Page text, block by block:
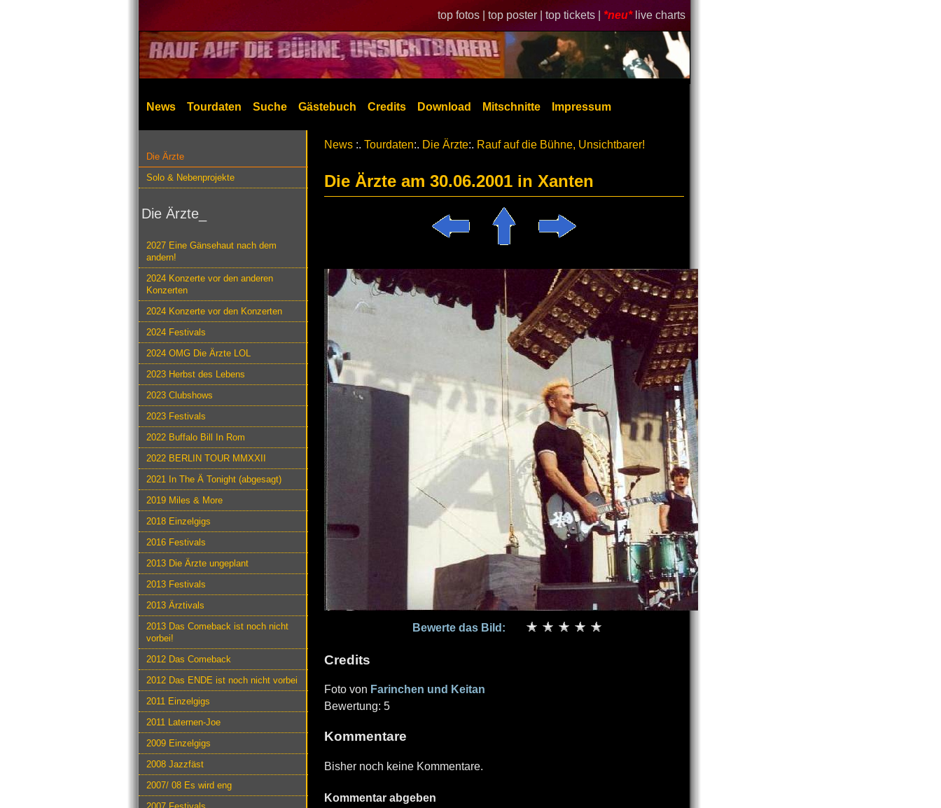
top fotos | top poster | top tickets | *neu* live charts
News Tourdaten Suche Gästebuch Credits Download Mitschnitte Impressum
Die Ärzte
Solo & Nebenprojekte
Die Ärzte_
2027 Eine Gänsehaut nach dem
andern!
2024 Konzerte vor den anderen
Konzerten
2024 Konzerte vor den Konzerten
2024 Festivals
2024 OMG Die Ärzte LOL
2023 Herbst des Lebens
2023 Clubshows
2023 Festivals
2022 Buffalo Bill In Rom
2022 BERLIN TOUR MMXXII
2021 In The Ä Tonight (abgesagt)
2019 Miles & More
2018 Einzelgigs
2016 Festivals
2013 Die Ärzte ungeplant
2013 Festivals
2013 Ärztivals
2013 Das Comeback ist noch nicht
vorbei!
2012 Das Comeback
2012 Das ENDE ist noch nicht vorbei
2011 Einzelgigs
2011 Laternen-Joe
2009 Einzelgigs
2008 Jazzfäst
2007/ 08 Es wird eng
News :. Tourdaten:. Die Ärzte:. Rauf auf die Bühne, Unsichtbarer!
Die Ärzte am 30.06.2001 in Xanten
Bewerte das Bild:
Credits
Foto von Farinchen und Keitan
Bewertung: 5
Kommentare
Bisher noch keine Kommentare.
Kommentar abgeben